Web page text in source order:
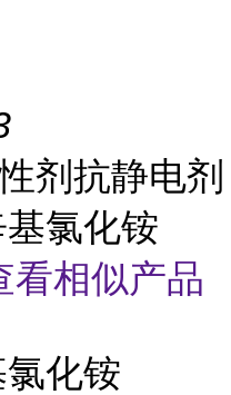
剂抗静电剂
氯化铵
看相似产品
化铵